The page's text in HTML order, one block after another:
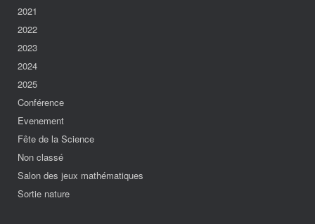
2021
2022
2023
2024
2025
Conférence
Evenement
Fête de la Science
Non classé
Salon des jeux mathématiques
Sortie nature